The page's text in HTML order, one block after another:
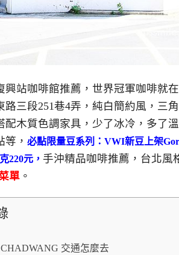
興站咖啡館推薦，世界冠軍咖啡就在
路三段251巷4弄，純白簡約風，三
配木質色調家具，少了冰冷，多了
等， 必點限量豆系列：VWI新豆上架
220元， 手沖精品咖啡推薦，台北風
單 。
交通怎麼去